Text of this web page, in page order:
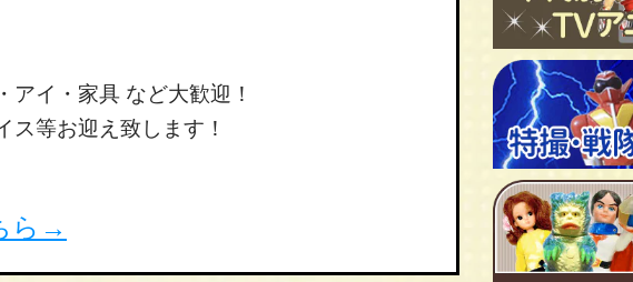
イ・家具 など大歓迎！
ス等お迎え致します！
ら →
ＴＶアニメ作品
ＴＶアニメ作品
ＴＶアニメ作品
特撮・戦隊 TV番組